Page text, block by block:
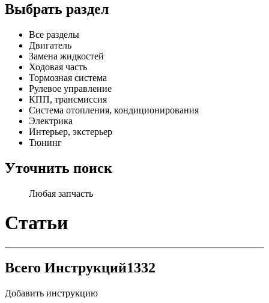
Выбрать раздел
Все разделы
Двигатель
Замена жидкостей
Ходовая часть
Тормозная система
Рулевое управление
КПП, трансмиссия
Система отопления, кондиционирования
Электрика
Интерьер, экстерьер
Тюнинг
Уточнить поиск
Любая запчасть
Статьи
Всего Инструкций1332
Добавить инструкцию